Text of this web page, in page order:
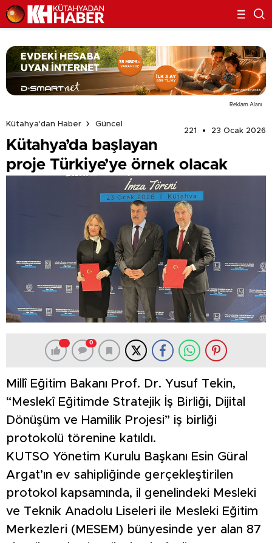
Reklam Alanı
Kütahya'dan Haber
Güncel
221
23 Ocak 2026
Kütahya’da başlayan
proje Türkiye’ye örnek olacak
0
Millî Eğitim Bakanı Prof. Dr. Yusuf Tekin,
“Meslekî Eğitimde Stratejik İş Birliği, Dijital
Dönüşüm ve Hamilik Projesi” iş birliği
protokolü törenine katıldı.
KUTSO Yönetim Kurulu Başkanı Esin Güral
Argat’ın ev sahipliğinde gerçekleştirilen
protokol kapsamında, il genelindeki Mesleki
ve Teknik Anadolu Liseleri ile Mesleki Eğitim
Merkezleri (MESEM) bünyesinde yer alan 87